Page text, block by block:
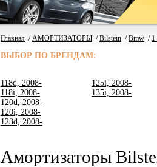
Главная /АМОРТИЗАТОРЫ /Bilstein /Bmw / 1
ВЫБОР ПО БРЕНДАМ:
118d, 2008-
118i, 2008-
120d, 2008-
120i, 2008-
123d, 2008-
125i, 2008-
135i, 2008-
Амортизаторы